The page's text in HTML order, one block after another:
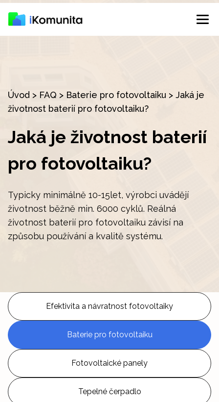
Úvod > FAQ > Baterie pro fotovoltaiku > Jaká je
životnost baterií pro fotovoltaiku?
Jaká je životnost baterií
pro fotovoltaiku?
Typicky minimálně 10-15let, výrobci uvádějí
životnost běžně min. 6000 cyklů. Reálná
životnost baterií pro fotovoltaiku závisí na
způsobu používání a kvalitě systému.
Efektivita a návratnost fotovoltaiky
Baterie pro fotovoltaiku
Fotovoltaické panely
Tepelné čerpadlo